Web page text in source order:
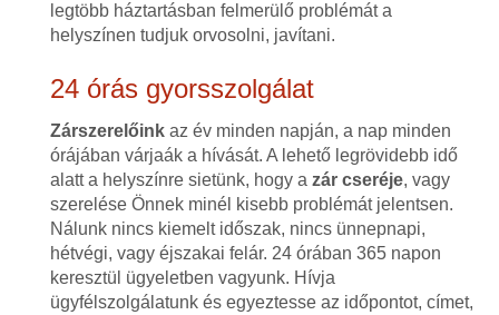
legtöbb háztartásban felmerülő problémát a
helyszínen tudjuk orvosolni, javítani.
24 órás gyorsszolgálat
Zárszerelőinkaz év minden napján, a nap minden
órájában várjaák a hívását. A lehető legrövidebb idő
alatt a helyszínre sietünk, hogy a zár cseréje, vagy
szerelése Önnek minél kisebb problémát jelentsen.
Nálunk nincs kiemelt időszak, nincs ünnepnapi,
hétvégi, vagy éjszakai felár. 24 órában 365 napon
keresztül ügyeletben vagyunk. Hívja
ügyfélszolgálatunk és egyeztesse az időpontot, címet,